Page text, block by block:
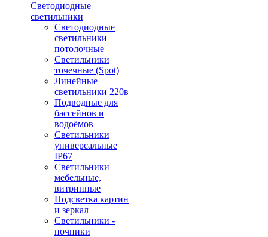
Светодиодные
светильники
Светодиодные
светильники
потолочные
Светильники
точечные (Spot)
Линейные
светильники 220в
Подводные для
бассейнов и
водоёмов
Светильники
универсальные
IP67
Светильники
мебельные,
витринные
Подсветка картин
и зеркал
Светильники -
ночники